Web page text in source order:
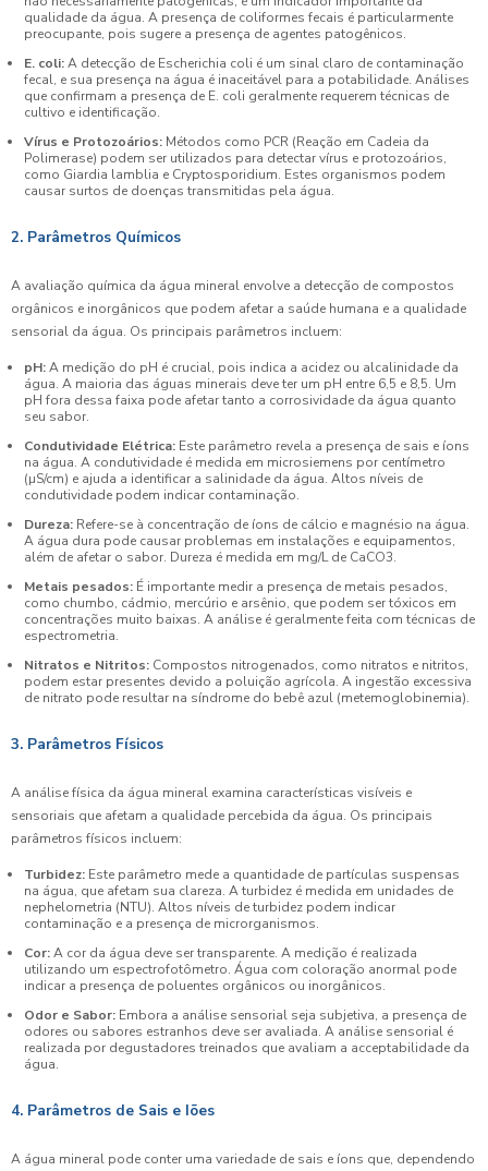
qualidade da água. A presença de coliformes fecais é particularmente
preocupante, pois sugere a presença de agentes patogênicos.
E. coli:A detecção de Escherichia coli é um sinal claro de contaminação
fecal, e sua presença na água é inaceitável para a potabilidade. Análises
que confirmam a presença de E. coli geralmente requerem técnicas de
cultivo e identificação.
Vírus e Protozoários: Métodos como PCR (Reação em Cadeia da
Polimerase) podem ser utilizados para detectar vírus e protozoários,
como Giardia lamblia e Cryptosporidium. Estes organismos podem
causar surtos de doenças transmitidas pela água.
2. Parâmetros Químicos
A avaliação química da água mineral envolve a detecção de compostos
orgânicos e inorgânicos que podem afetar a saúde humana e a qualidade
sensorial da água. Os principais parâmetros incluem:
pH:A medição do pH é crucial, pois indica a acidez ou alcalinidade da
água. A maioria das águas minerais deve ter um pH entre 6,5 e 8,5. Um
pH fora dessa faixa pode afetar tanto a corrosividade da água quanto
seu sabor.
Condutividade Elétrica: Este parâmetro revela a presença de sais e íons
na água. A condutividade é medida em microsiemens por centímetro
(µS/cm) e ajuda a identificar a salinidade da água. Altos níveis de
condutividade podem indicar contaminação.
Dureza: Refere-se à concentração de íons de cálcio e magnésio na água.
A água dura pode causar problemas em instalações e equipamentos,
além de afetar o sabor. Dureza é medida em mg/L de CaCO3.
Metais pesados: É importante medir a presença de metais pesados,
como chumbo, cádmio, mercúrio e arsênio, que podem ser tóxicos em
concentrações muito baixas. A análise é geralmente feita com técnicas de
espectrometria.
Nitratos e Nitritos: Compostos nitrogenados, como nitratos e nitritos,
podem estar presentes devido a poluição agrícola. A ingestão excessiva
de nitrato pode resultar na síndrome do bebê azul (metemoglobinemia).
3. Parâmetros Físicos
A análise física da água mineral examina características visíveis e
sensoriais que afetam a qualidade percebida da água. Os principais
parâmetros físicos incluem:
Turbidez: Este parâmetro mede a quantidade de partículas suspensas
na água, que afetam sua clareza. A turbidez é medida em unidades de
nephelometria (NTU). Altos níveis de turbidez podem indicar
contaminação e a presença de microrganismos.
Cor:A cor da água deve ser transparente. A medição é realizada
utilizando um espectrofotômetro. Água com coloração anormal pode
indicar a presença de poluentes orgânicos ou inorgânicos.
Odor e Sabor: Embora a análise sensorial seja subjetiva, a presença de
odores ou sabores estranhos deve ser avaliada. A análise sensorial é
realizada por degustadores treinados que avaliam a acceptabilidade da
água.
4. Parâmetros de Sais e Iões
A água mineral pode conter uma variedade de sais e íons que, dependendo